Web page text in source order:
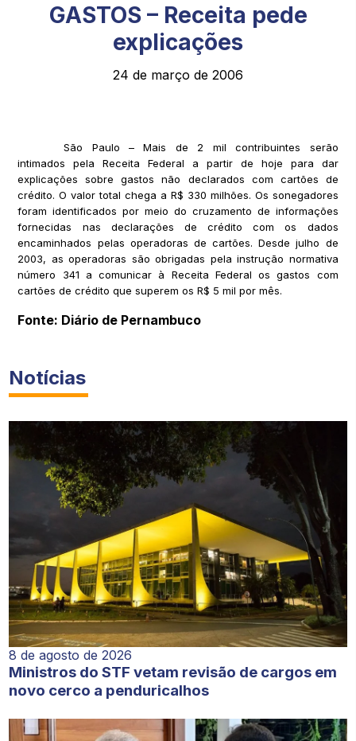
GASTOS – Receita pede
explicações
24 de março de 2006
São Paulo – Mais de 2 mil contribuintes serão
intimados pela Receita Federal a partir de hoje para dar
explicações sobre gastos não declarados com cartões de
crédito. O valor total chega a R$ 330 milhões. Os sonegadores
foram identificados por meio do cruzamento de informações
fornecidas nas declarações de crédito com os dados
encaminhados pelas operadoras de cartões. Desde julho de
2003, as operadoras são obrigadas pela instrução normativa
número 341 a comunicar à Receita Federal os gastos com
cartões de crédito que superem os R$ 5 mil por mês.
Fonte: Diário de Pernambuco
Notícias
8 de agosto de 2026
Ministros do STF vetam revisão de cargos em
novo cerco a penduricalhos